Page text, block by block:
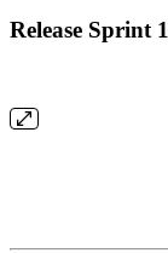
Release Sprint